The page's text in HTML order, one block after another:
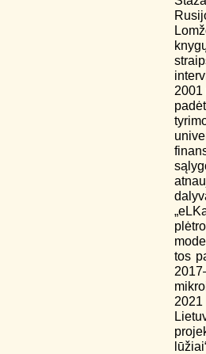
tos
2021